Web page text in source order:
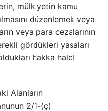
mülkiyetin kamu
düzenlemek veya
veya para cezalarının
gördükleri yasaları
hakka halel
Alanların
2/1-(ç)